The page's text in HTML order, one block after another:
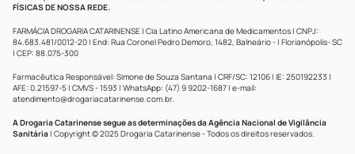
FÍSICAS DE NOSSA REDE.
FARMÁCIA DROGARIA CATARINENSE | Cia Latino Americana de Medicamentos | CNPJ:
84.683.481/0012-20 | End: Rua Coronel Pedro Demoro, 1482, Balneário - | Florianópolis- SC
| CEP: 88.075-300
Farmacêutica Responsável: Simone de Souza Santana | CRF/SC: 12106 | IE: 250192233 |
AFE: 0.21597-5 | CMVS - 1593 | WhatsApp: (47) 9 9202-1687 | e-mail:
atendimento@drogariacatarinense.com.br.
A Drogaria Catarinense segue as determinações da Agência Nacional de Vigilância
Sanitária | Copyright © 2025 Drogaria Catarinense - Todos os direitos reservados.